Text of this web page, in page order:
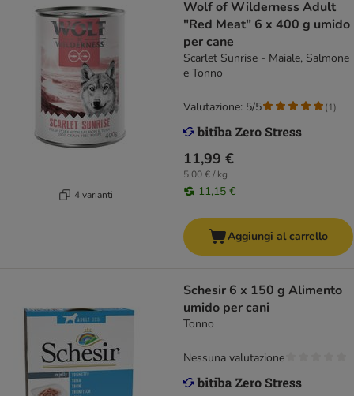
4 varianti
Wolf of Wilderness Adult
"Red Meat" 6 x 400 g umido
per cane
Scarlet Sunrise - Maiale, Salmone
e Tonno
11,99 €
5,00 € / kg
11,15 €
Valutazione: 5/5 (1)
Aggiungi al carrello
Schesir 6 x 150 g Alimento
umido per cani
Tonno
Nessuna valutazione